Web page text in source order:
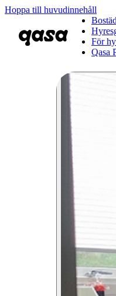
Hoppa till huvudinnehåll
För
Qasa